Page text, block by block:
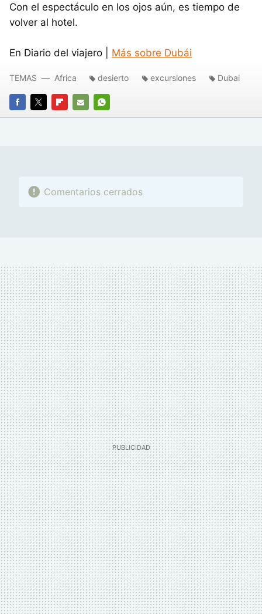
Con el espectáculo en los ojos aún, es tiempo de
volver al hotel.
En Diario del viajero | Más sobre Dubái
FACEBOOK
TWITTERFLIPBOARD
E-
WHATSAPP
TEMAS Africa desierto excursiones Dubai
Comentarios cerrados